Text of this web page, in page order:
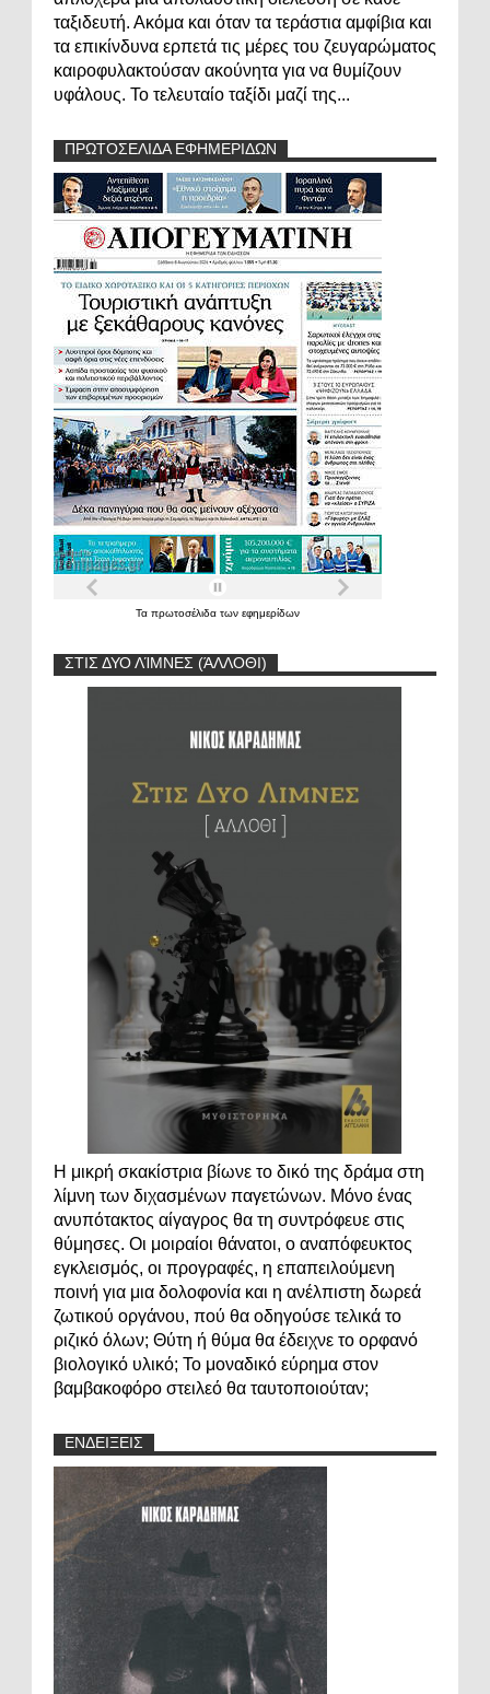
ταξιδευτή. Ακόμα και όταν τα τεράστια αμφίβια και
τα επικίνδυνα ερπετά τις μέρες του ζευγαρώματος
καιροφυλακτούσαν ακούνητα για να θυμίζουν
υφάλους. Το τελευταίο ταξίδι μαζί της...
ΠΡΩΤΟΣΕΛΙΔΑ ΕΦΗΜΕΡΙΔΩΝ
Τα πρωτοσέλιδα των εφημερίδων
ΣΤΙΣ ΔΥΟ ΛΊΜΝΕΣ (ΆΛΛΟΘΙ)
Η μικρή σκακίστρια βίωνε το δικό της δράμα στη
λίμνη των διχασμένων παγετώνων. Μόνο ένας
ανυπότακτος αίγαγρος θα τη συντρόφευε στις
θύμησες. Οι μοιραίοι θάνατοι, ο αναπόφευκτος
εγκλεισμός, οι προγραφές, η επαπειλούμενη
ποινή για μια δολοφονία και η ανέλπιστη δωρεά
ζωτικού οργάνου, πού θα οδηγούσε τελικά το
ριζικό όλων; Θύτη ή θύμα θα έδειχνε το ορφανό
βιολογικό υλικό; Το μοναδικό εύρημα στον
βαμβακοφόρο στειλεό θα ταυτοποιούταν;
ΕΝΔΕΙΞΕΙΣ